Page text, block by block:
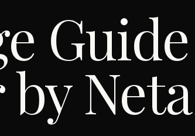
Guide
Neta